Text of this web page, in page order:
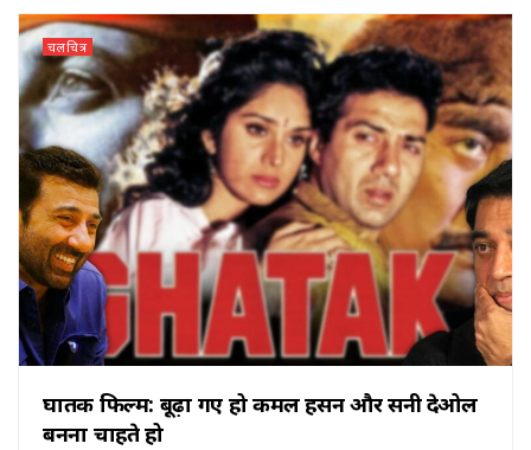
चलचित्र
घातक फिल्म: बूढ़ा गए हो कमल हसन और सनी देओल
बनना चाहते हो